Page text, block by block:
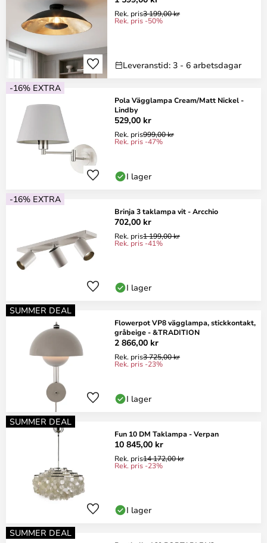
Rek. pris3 199,00 kr
Rek. pris -50%
Leveranstid: 3 - 6 arbetsdagar
-16% EXTRA
Pola Vägglampa Cream/Matt Nickel -
Lindby
529,00 kr
Rek. pris999,00 kr
Rek. pris -47%
I lager
-16% EXTRA
Brinja 3 taklampa vit - Arcchio
702,00 kr
Rek. pris1 199,00 kr
Rek. pris -41%
I lager
SUMMER DEAL
Flowerpot VP8 vägglampa, stickkontakt,
gråbeige - &TRADITION
2 866,00 kr
Rek. pris3 725,00 kr
Rek. pris -23%
I lager
SUMMER DEAL
Fun 10 DM Taklampa - Verpan
10 845,00 kr
Rek. pris14 172,00 kr
Rek. pris -23%
I lager
SUMMER DEAL